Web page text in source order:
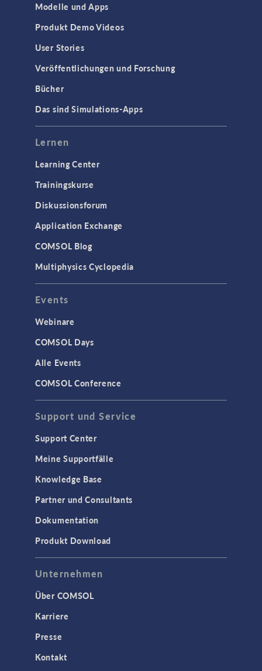
Modelle und Apps
Produkt Demo Videos
User Stories
Veröffentlichungen und Forschung
Bücher
Das sind Simulations-Apps
Lernen
Learning Center
Trainingskurse
Diskussionsforum
Application Exchange
COMSOL Blog
Multiphysics Cyclopedia
Events
Webinare
COMSOL Days
Alle Events
COMSOL Conference
Support und Service
Support Center
Meine Supportfälle
Knowledge Base
Partner und Consultants
Dokumentation
Produkt Download
Unternehmen
Über COMSOL
Karriere
Presse
Kontakt